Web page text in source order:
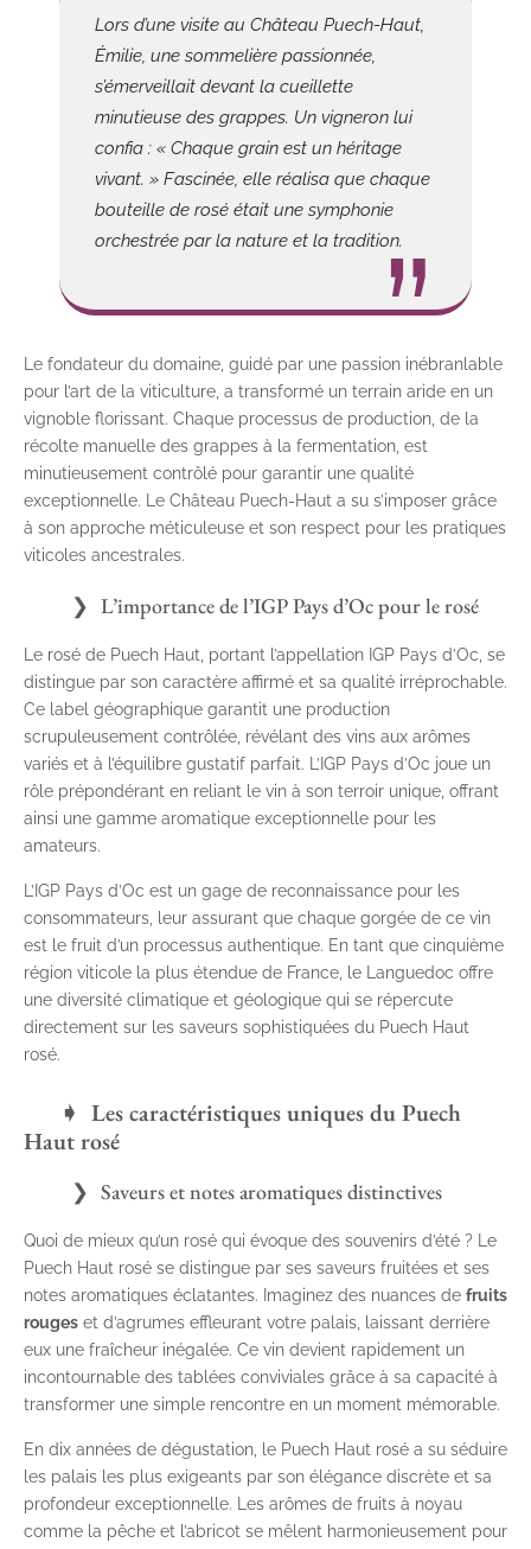
Lors d’une visite au Château Puech-Haut,
Émilie, une sommelière passionnée,
s’émerveillait devant la cueillette
minutieuse des grappes. Un vigneron lui
confia : « Chaque grain est un héritage
vivant. » Fascinée, elle réalisa que chaque
bouteille de rosé était une symphonie
orchestrée par la nature et la tradition.
Le fondateur du domaine, guidé par une passion inébranlable
pour l’art de la viticulture, a transformé un terrain aride en un
vignoble florissant. Chaque processus de production, de la
récolte manuelle des grappes à la fermentation, est
minutieusement contrôlé pour garantir une qualité
exceptionnelle. Le Château Puech-Haut a su s’imposer grâce
à son approche méticuleuse et son respect pour les pratiques
viticoles ancestrales.
L’importance de l’IGP Pays d’Oc pour le rosé
Le rosé de Puech Haut, portant l’appellation IGP Pays d’Oc, se
distingue par son caractère affirmé et sa qualité irréprochable.
Ce label géographique garantit une production
scrupuleusement contrôlée, révélant des vins aux arômes
variés et à l’équilibre gustatif parfait. L’IGP Pays d’Oc joue un
rôle prépondérant en reliant le vin à son terroir unique, offrant
ainsi une gamme aromatique exceptionnelle pour les
amateurs.
L’IGP Pays d’Oc est un gage de reconnaissance pour les
consommateurs, leur assurant que chaque gorgée de ce vin
est le fruit d’un processus authentique. En tant que cinquième
région viticole la plus étendue de France, le Languedoc offre
une diversité climatique et géologique qui se répercute
directement sur les saveurs sophistiquées du Puech Haut
rosé.
Les caractéristiques uniques du Puech
Haut rosé
Saveurs et notes aromatiques distinctives
Quoi de mieux qu’un rosé qui évoque des souvenirs d’été ? Le
Puech Haut rosé se distingue par ses saveurs fruitées et ses
notes aromatiques éclatantes. Imaginez des nuances de fruits
rouges et d’agrumes effleurant votre palais, laissant derrière
eux une fraîcheur inégalée. Ce vin devient rapidement un
incontournable des tablées conviviales grâce à sa capacité à
transformer une simple rencontre en un moment mémorable.
En dix années de dégustation, le Puech Haut rosé a su séduire
les palais les plus exigeants par son élégance discrète et sa
profondeur exceptionnelle. Les arômes de fruits à noyau
comme la pêche et l’abricot se mêlent harmonieusement pour